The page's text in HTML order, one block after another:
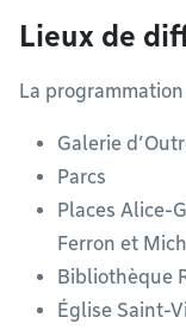
Lieux de
La
Galerie
Parcs
Places Alice-
Ferron et
Bibliothèque
Église Saint-